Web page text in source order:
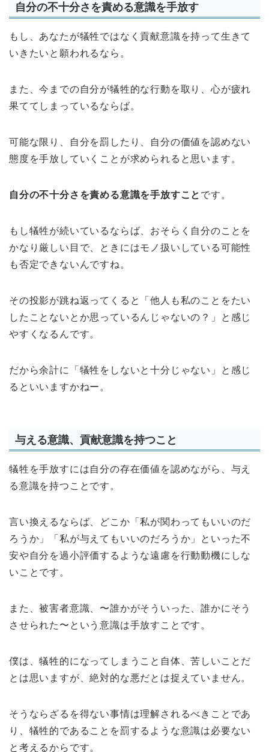
自分の不十分さを責める意識を手放す
もし、あなたが犠牲ではなく貢献意識を持って生きて
いきたいと願われるなら。
また、今までの自分が犠牲的な行動を取り、心が疲れ
果ててしまっているならば。
可能な限り、自分を罰したり、自分の価値を認めない
態度を手放していくことが求められると思います。
自分の不十分さを責める意識を手放すこと です。
もし犠牲が続いているならば、おそらく自分のことを
かなり厳しい目で、ときにはモノ扱いしている可能性
も否定できないんですね。
その投影が跳ね返ってくると「他人も私のことをたい
したことないとか思っているんじゃないの？」と感じ
やすくなるんです。
だから余計に「犠牲をしないと十分じゃない」と感じ
るといいますかねー。
与える意識、貢献意識を持つこと
犠牲を手放すには自分の存在価値を認めながら、与え
る意識を持つことです。
言い換えるならば、どこか「私が関わってもいいのだ
ろうか」「私が与えてもいいのだろうか」といった不
安や自分を過小評価するような遠慮を行動動機にしな
いことです。
また、被害者意識、〜誰かがそういった、誰かにそう
させられた〜という意識は手放すことです。
僕は、犠牲的になってしまうこと自体、苦しいことだ
とは思いますが、絶対的な悪だとは捉えていません。
そうならざるを得ない事情は理解されるべきことであ
り、犠牲的であることを罰するような意識は必要ない
と考えるからです。